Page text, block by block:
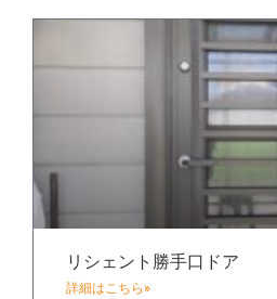
リシェント勝手口ドア
詳細はこちら»